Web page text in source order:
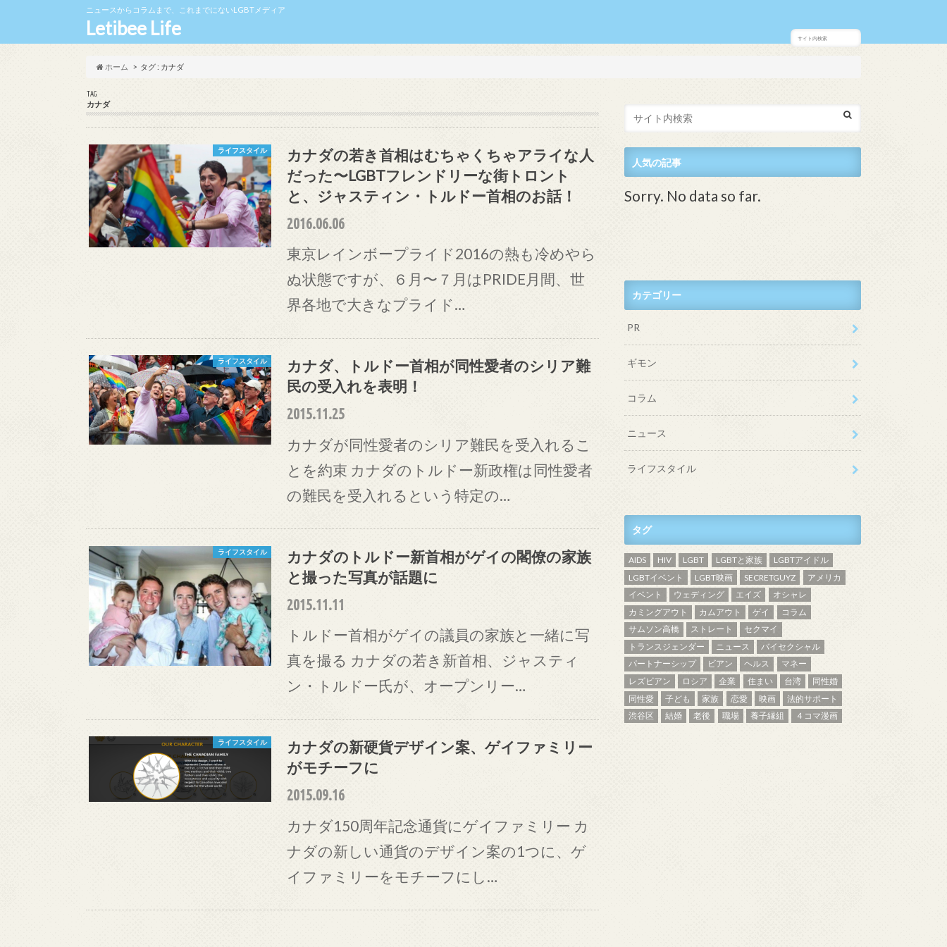
ニュースからコラムまで、これまでにないLGBTメディア
Letibee Life
ホーム タグ : カナダ
TAG
カナダ
ライフスタイル
カナダの若き首相はむちゃくちゃアライな人
だった〜LGBTフレンドリーな街トロント
と、ジャスティン・トルドー首相のお話！
2016.06.06
東京レインボープライド2016の熱も冷めやら
ぬ状態ですが、６月〜７月はPRIDE月間、世
界各地で大きなプライド…
ライフスタイル
カナダ、トルドー首相が同性愛者のシリア難
民の受入れを表明！
2015.11.25
カナダが同性愛者のシリア難民を受入れるこ
とを約束 カナダのトルドー新政権は同性愛者
の難民を受入れるという特定の…
ライフスタイル
カナダのトルドー新首相がゲイの閣僚の家族
と撮った写真が話題に
2015.11.11
トルドー首相がゲイの議員の家族と一緒に写
真を撮る カナダの若き新首相、ジャスティ
ン・トルドー氏が、オープンリー…
ライフスタイル
カナダの新硬貨デザイン案、ゲイファミリー
がモチーフに
2015.09.16
カナダ150周年記念通貨にゲイファミリー カ
ナダの新しい通貨のデザイン案の1つに、ゲ
イファミリーをモチーフにし…
人気の記事
Sorry. No data so far.
カテゴリー
PR
ギモン
コラム
ニュース
ライフスタイル
タグ
AIDS HIV LGBT LGBTと家族
LGBTアイドル
LGBTイベント
LGBT映画 SECRETGUYZ
アメリカ
イベント
ウェディング エイズ
オシャレ
カミングアウト
カムアウト ゲイ
コラム
サムソン高橋
ストレート
セクマイ
トランスジェンダー
ニュース
バイセクシャル
パートナーシップ
ビアン ヘルス
マネー
レズビアン
ロシア 企業 住まい 台湾
同性婚
同性愛
子ども 家族 恋愛 映画
法的サポート
渋谷区
結婚 老後 職場 養子縁組 ４コマ漫画